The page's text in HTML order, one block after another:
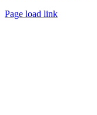
Facebook
Twitter
Instagram
Pinterest
Page load link